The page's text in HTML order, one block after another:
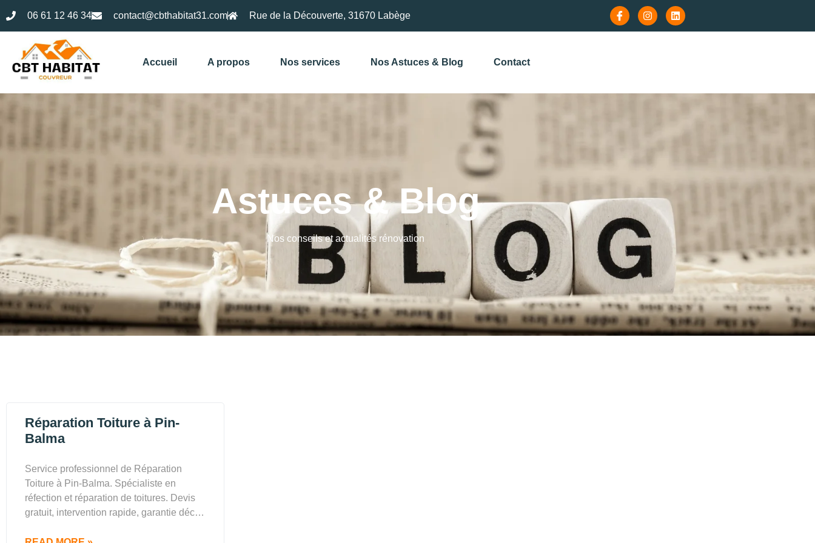
06 61 12 46 34 contact@cbthabitat31.com Rue de la Découverte, 31670 Labège
Accueil A propos Nos services Nos Astuces & Blog Contact
Astuces & Blog
Nos conseils et actualités rénovation
Réparation Toiture à Pin-
Balma
Service professionnel de Réparation
Toiture à Pin-Balma. Spécialiste en
réfection et réparation de toitures. Devis
gratuit, intervention rapide, garantie déc…